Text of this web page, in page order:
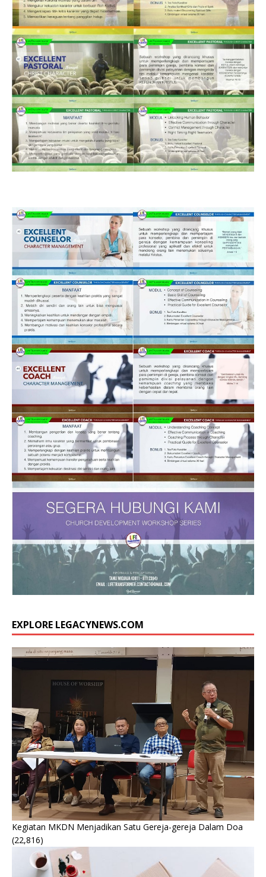
EXPLORE LEGACYNEWS.COM
Kegiatan MKDN Menjadikan Satu Gereja-gereja Dalam Doa
(22,816)